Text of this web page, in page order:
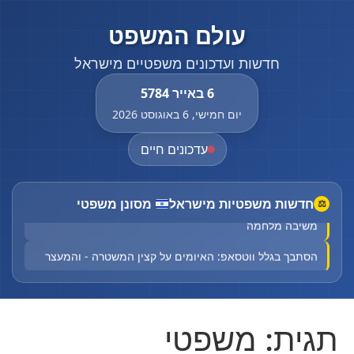
6 באייר 5784
יום חמישי, 6 באוגוסט 2026
עולם המשפט
חדשות ועדכונים משפטיים מישראל
עדכונים חיים
⚖ חדשות משפטיות מישראל מסונן משפטי
"שקרים מכוערים וזדוניים": לאחר התביעה - שרה נתניהו
משיבה מלחמה
הסתבך בגלל ווטסאפ: האיומים על קצין המשטרה - והמעצר
רוכב טרקטורון כבן 17 נפצע באורח קשה בתאונת דרכים
בירכא
תינוק כבן חצי שנה נחנק משקית בביתו בבני ברק - מצבו אנוש
תגית: משפטי